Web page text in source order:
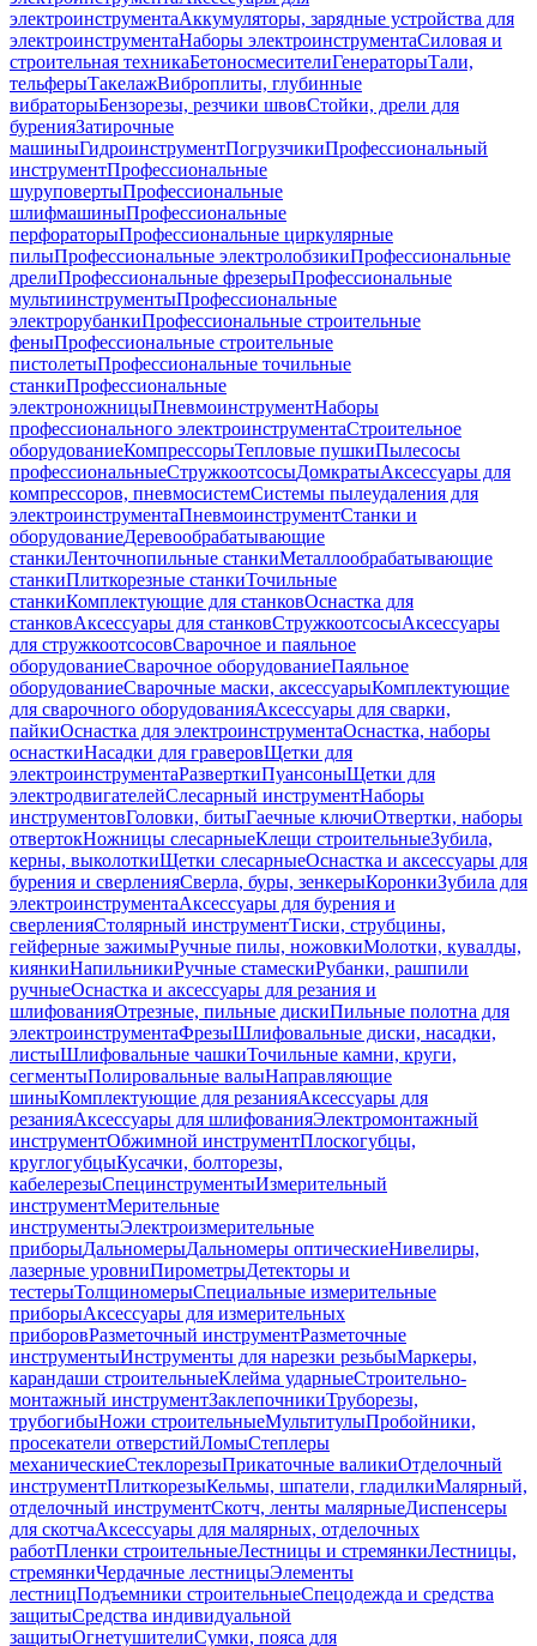
электроинструментаАккумуляторы, зарядные устройства для
электроинструментаНаборы электроинструментаСиловая и
строительная техникаБетоносмесителиГенераторыТали,
тельферыТакелажВиброплиты, глубинные
вибраторыБензорезы, резчики швовСтойки, дрели для
буренияЗатирочные
машиныГидроинструментПогрузчикиПрофессиональный
инструментПрофессиональные
шуруповертыПрофессиональные
шлифмашиныПрофессиональные
перфораторыПрофессиональные циркулярные
пилыПрофессиональные электролобзикиПрофессиональные
дрелиПрофессиональные фрезерыПрофессиональные
мультиинструментыПрофессиональные
электрорубанкиПрофессиональные строительные
феныПрофессиональные строительные
пистолетыПрофессиональные точильные
станкиПрофессиональные
электроножницыПневмоинструментНаборы
профессионального электроинструментаСтроительное
оборудованиеКомпрессорыТепловые пушкиПылесосы
профессиональныеСтружкоотсосыДомкратыАксессуары для
компрессоров, пневмосистемСистемы пылеудаления для
электроинструментаПневмоинструментСтанки и
оборудованиеДеревообрабатывающие
станкиЛенточнопильные станкиМеталлообрабатывающие
станкиПлиткорезные станкиТочильные
станкиКомплектующие для станковОснастка для
станковАксессуары для станковСтружкоотсосыАксессуары
для стружкоотсосовСварочное и паяльное
оборудованиеСварочное оборудованиеПаяльное
оборудованиеСварочные маски, аксессуарыКомплектующие
для сварочного оборудованияАксессуары для сварки,
пайкиОснастка для электроинструментаОснастка, наборы
оснасткиНасадки для граверовЩетки для
электроинструментаРазверткиПуансоныЩетки для
электродвигателейСлесарный инструментНаборы
инструментовГоловки, битыГаечные ключиОтвертки, наборы
отвертокНожницы слесарныеКлещи строительныеЗубила,
керны, выколоткиЩетки слесарныеОснастка и аксессуары для
бурения и сверленияСверла, буры, зенкерыКоронкиЗубила для
электроинструментаАксессуары для бурения и
сверленияСтолярный инструментТиски, струбцины,
гейферные зажимыРучные пилы, ножовкиМолотки, кувалды,
киянкиНапильникиРучные стамескиРубанки, рашпили
ручныеОснастка и аксессуары для резания и
шлифованияОтрезные, пильные дискиПильные полотна для
электроинструментаФрезыШлифовальные диски, насадки,
листыШлифовальные чашкиТочильные камни, круги,
сегментыПолировальные валыНаправляющие
шиныКомплектующие для резанияАксессуары для
резанияАксессуары для шлифованияЭлектромонтажный
инструментОбжимной инструментПлоскогубцы,
круглогубцыКусачки, болторезы,
кабелерезыСпецинструментыИзмерительный
инструментМерительные
инструментыЭлектроизмерительные
приборыДальномерыДальномеры оптическиеНивелиры,
лазерные уровниПирометрыДетекторы и
тестерыТолщиномерыСпециальные измерительные
приборыАксессуары для измерительных
приборовРазметочный инструментРазметочные
инструментыИнструменты для нарезки резьбыМаркеры,
карандаши строительныеКлейма ударныеСтроительно-
монтажный инструментЗаклепочникиТруборезы,
трубогибыНожи строительныеМультитулыПробойники,
просекатели отверстийЛомыСтеплеры
механическиеСтеклорезыПрикаточные валикиОтделочный
инструментПлиткорезыКельмы, шпатели, гладилкиМалярный,
отделочный инструментСкотч, ленты малярныеДиспенсеры
для скотчаАксессуары для малярных, отделочных
работПленки строительныеЛестницы и стремянкиЛестницы,
стремянкиЧердачные лестницыЭлементы
лестницПодъемники строительныеСпецодежда и средства
защитыСредства индивидуальной
защитыОгнетушителиСумки, пояса для